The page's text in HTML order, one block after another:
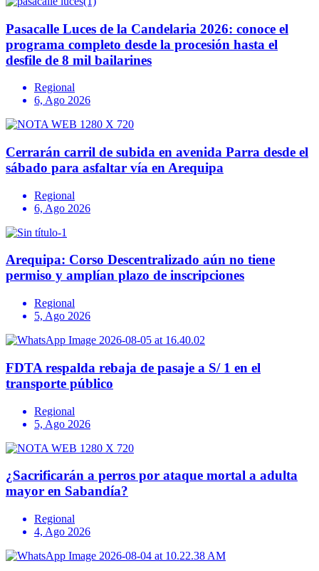
Pasacalle Luces de la Candelaria 2026: conoce el
programa completo desde la procesión hasta el
desfile de 8 mil bailarines
Regional
6, Ago 2026
Cerrarán carril de subida en avenida Parra desde el
sábado para asfaltar vía en Arequipa
Regional
6, Ago 2026
Arequipa: Corso Descentralizado aún no tiene
permiso y amplían plazo de inscripciones
Regional
5, Ago 2026
FDTA respalda rebaja de pasaje a S/ 1 en el
transporte público
Regional
5, Ago 2026
¿Sacrificarán a perros por ataque mortal a adulta
mayor en Sabandía?
Regional
4, Ago 2026